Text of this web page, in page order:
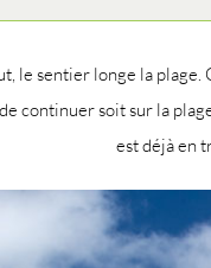
le sentier longe la plage.
continuer soit sur la
est déjà en